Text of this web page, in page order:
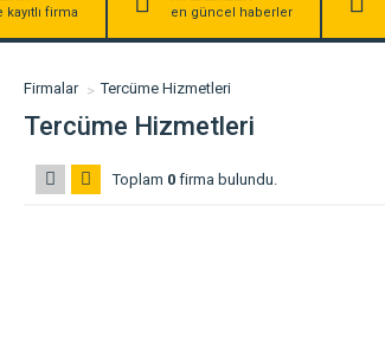
firma en güncel haberler
Firmalar Tercüme Hizmetleri
Tercüme Hizmetleri
Toplam 0 firma bulundu.